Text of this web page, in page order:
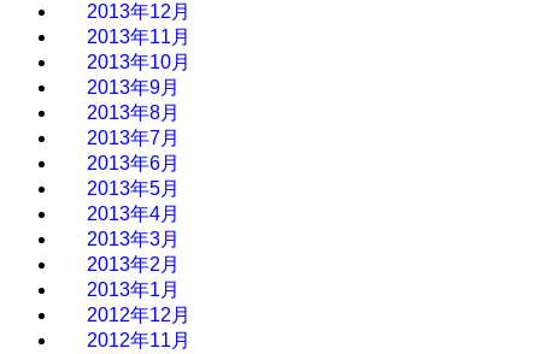
2013年12月
2013年11月
2013年10月
2013年9月
2013年8月
2013年7月
2013年6月
2013年5月
2013年4月
2013年3月
2013年2月
2013年1月
2012年12月
2012年11月